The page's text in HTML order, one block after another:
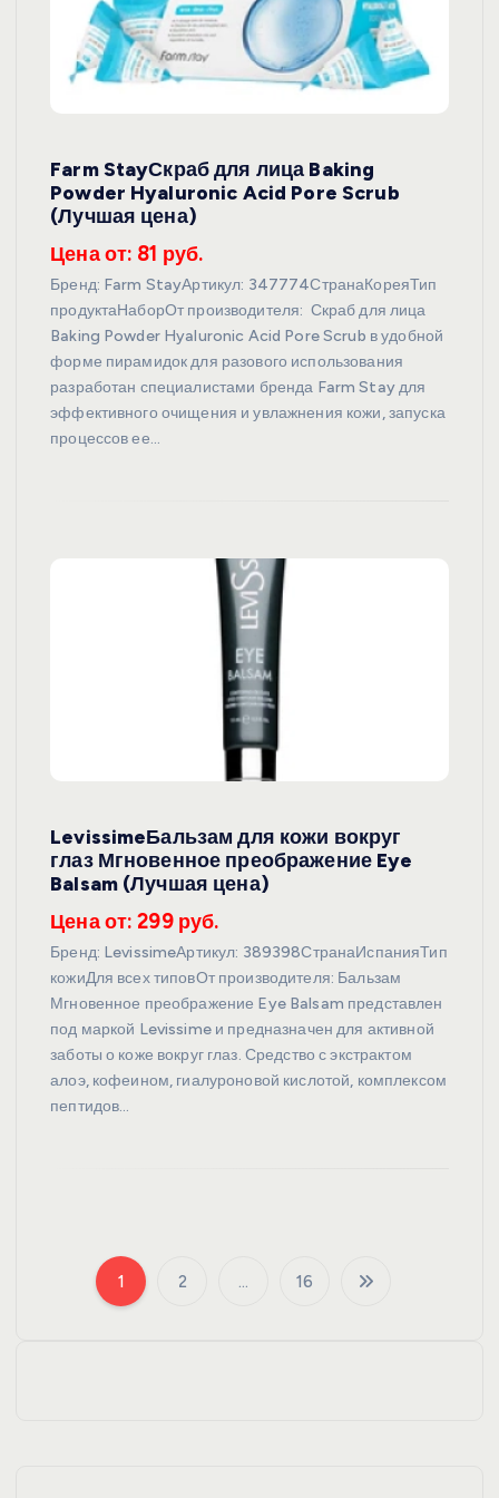
Farm StayСкраб для лица Baking
Powder Hyaluronic Acid Pore Scrub
(Лучшая цена)
Цена от: 81 руб.
Бренд: Farm StayАртикул: 347774СтранаКореяТип
продуктаНаборОт производителя: Скраб для лица
Baking Powder Hyaluronic Acid Pore Scrub в удобной
форме пирамидок для разового использования
разработан специалистами бренда Farm Stay для
эффективного очищения и увлажнения кожи, запуска
процессов ее…
LevissimeБальзам для кожи вокруг
глаз Мгновенное преображение Eye
Balsam (Лучшая цена)
Цена от: 299 руб.
Бренд: LevissimeАртикул: 389398СтранаИспанияТип
кожиДля всех типовОт производителя: Бальзам
Мгновенное преображение Eye Balsam представлен
под маркой Levissime и предназначен для активной
заботы о коже вокруг глаз. Средство с экстрактом
алоэ, кофеином, гиалуроновой кислотой, комплексом
пептидов…
1 2 … 16